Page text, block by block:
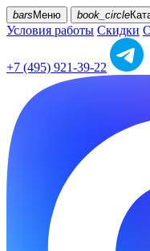
bars Меню book_circle
Условия работы Скидки
+7 (495) 921-39-22